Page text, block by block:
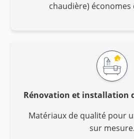
chaudière) économes
Rénovation et installation
Matériaux de qualité pour
sur mesure.